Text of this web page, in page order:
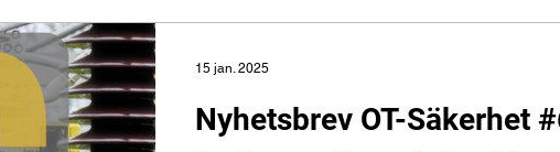
Nyhetsbrev OT-Säkerhet
15 jan. 2025